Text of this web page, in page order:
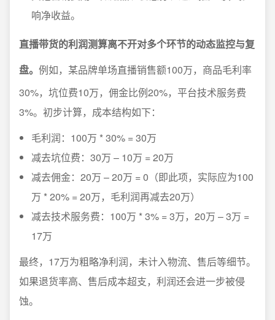
响净收益。
直播带货的利润测算离不开对多个环节的动态监控与复
盘。 例如，某品牌单场直播销售额100万，商品毛利率
30%，坑位费10万，佣金比例20%，平台技术服务费
3%。初步计算，成本结构如下：
毛利润：100万 * 30% = 30万
减去坑位费：30万 – 10万 = 20万
减去佣金：20万 – 20万 = 0（即此项，实际应为100
万 * 20% = 20万，毛利润再减去20万）
减去技术服务费：100万 * 3% = 3万，20万 – 3万 =
17万
最终，17万为粗略净利润，未计入物流、售后等细节。
如果退货率高、售后成本超支，利润还会进一步被侵
蚀。